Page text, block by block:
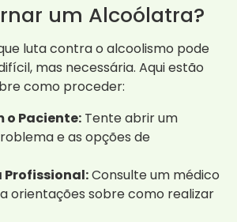
um Alcoólatra?
luta contra o alcoolismo pode
mas necessária. Aqui estão
como proceder:
o Paciente: Tente abrir um
e as opções de
Profissional:Consulte um médico
orientações sobre como realizar